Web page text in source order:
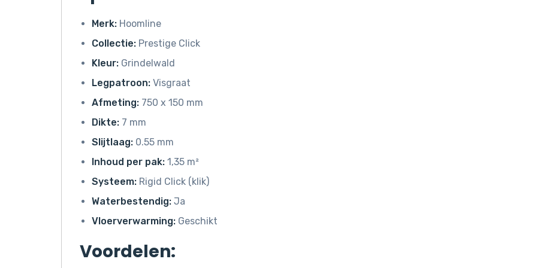
Merk: Hoomline
Collectie: Prestige Click
Kleur: Grindelwald
Legpatroon: Visgraat
Afmeting: 750 x 150 mm
Dikte: 7 mm
Slijtlaag: 0.55 mm
Inhoud per pak: 1,35 m²
Systeem: Rigid Click (klik)
Waterbestendig: Ja
Vloerverwarming: Geschikt
Voordelen: